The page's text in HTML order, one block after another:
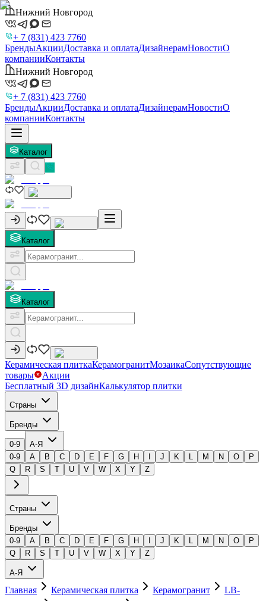
Нижний Новгород
+ 7 (831) 423 7760
БрендыАкцииДоставка и оплатаДизайнерамНовостиО
компанииКонтакты
Нижний Новгород
+ 7 (831) 423 7760
БрендыАкцииДоставка и оплатаДизайнерамНовостиО
компанииКонтакты
Каталог
Каталог
Каталог
Керамическая плиткаКерамогранитМозаикаСопутствующие
товары
Акции
Бесплатный 3D дизайнКалькулятор плитки
Страны
Бренды
0-9
А-Я
0-9
A B C D E F G H J K L M N O
P
Q
R S T U V W X Y Z
Страны
Бренды
0-9
A B C D E F G H J K L M N O
P
Q
R S T U V W X Y Z
А-Я
Главная Керамическая плитка Керамогранит
LB-